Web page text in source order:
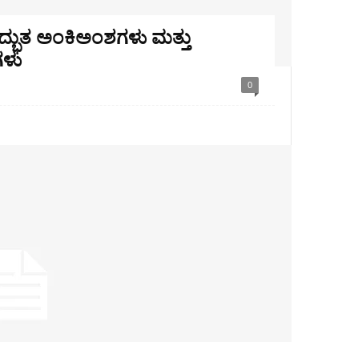
ಅಂಕಿಅಂಶಗಳು ಮತ್ತು
0